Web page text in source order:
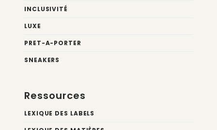
INCLUSIVITÉ
LUXE
PRET-A-PORTER
SNEAKERS
Ressources
LEXIQUE DES LABELS